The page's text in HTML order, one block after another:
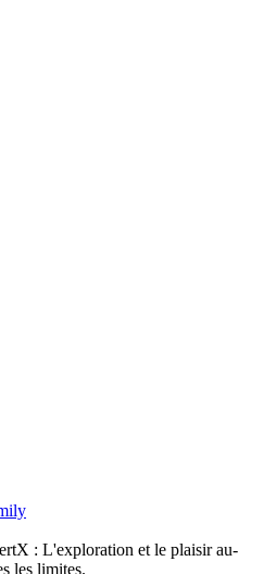
: L'exploration et le plaisir au-
les limites.